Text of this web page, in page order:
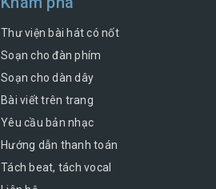
Thư viện bài hát có nốt
Soạn cho đàn phím
Soạn cho dàn dây
Bài viết trên trang
Yêu cầu bản nhạc
Hướng dẫn thanh toán
Tách beat, tách vocal